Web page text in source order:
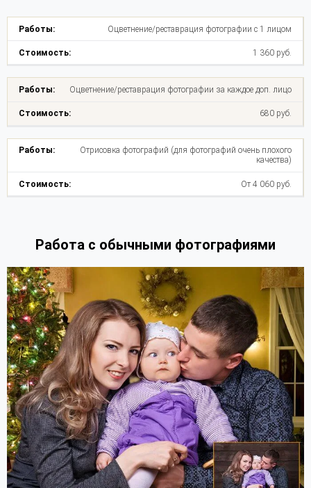
Оцветнение/реставрация фотографии с 1 лицом
1 360 руб.
Оцветнение/реставрация фотографии за каждое доп. лицо
680 руб.
Отрисовка фотографий (для фотографий очень плохого
качества)
От 4 060 руб.
Работа с обычными фотографиями